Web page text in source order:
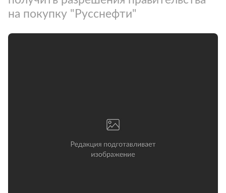
на покупку "Русснефти"